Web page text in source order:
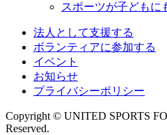
スポーツが子どもに
法人として支援する
ボランティアに参加する
イベント
お知らせ
プライバシーポリシー
Copyright © UNITED SPORTS
Reserved.